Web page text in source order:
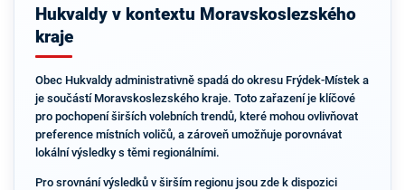
Hukvaldy v kontextu Moravskoslezského
kraje
Obec Hukvaldy administrativně spadá do okresu Frýdek-Místek a
je součástí Moravskoslezského kraje. Toto zařazení je klíčové
pro pochopení širších volebních trendů, které mohou ovlivňovat
preference místních voličů, a zároveň umožňuje porovnávat
lokální výsledky s těmi regionálními.
Pro srovnání výsledků v širším regionu jsou zde k dispozici